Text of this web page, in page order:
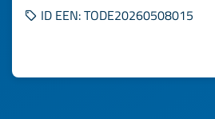
ID EEN: TODE20260508015